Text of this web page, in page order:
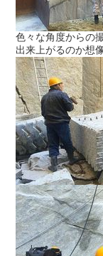
色々な角度からの
出来上がるのか想